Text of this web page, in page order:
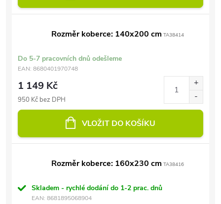
Rozměr koberce: 140x200 cm TA38414
Do 5-7 pracovních dnů odešleme
EAN: 8680401970748
1 149 Kč
950 Kč bez DPH
VLOŽIT DO KOŠÍKU
Rozměr koberce: 160x230 cm TA38416
Skladem - rychlé dodání do 1-2 prac. dnů
EAN: 8681895068904